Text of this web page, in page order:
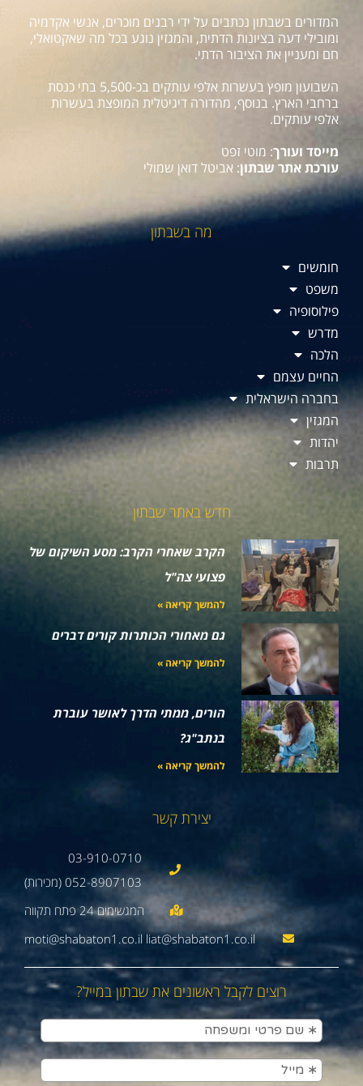
המדורים בשבתון נכתבים על ידי רבנים מוכרים, אנשי אקדמיה
ומובילי דעה בציונות הדתית, והמגזין נוגע בכל מה שאקטואלי,
חם ומעניין את הציבור הדתי.
השבועון מופץ בעשרות אלפי עותקים בכ-5,500 בתי כנסת
ברחבי הארץ. בנוסף, מהדורה דיגיטלית המופצת בעשרות
אלפי עותקים.
מייסד ועורך: מוטי זפט
עורכת אתר שבתון: אביטל דואן שמולי
מה בשבתון
חומשים
משפט
פילוסופיה
מדרש
הלכה
החיים עצמם
בחברה הישראלית
המגזין
יהדות
תרבות
חדש באתר שבתון
הקרב שאחרי הקרב: מסע השיקום של
פצועי צה"ל
להמשך קריאה »
גם מאחורי הכותרות קורים דברים
להמשך קריאה »
הורים, ממתי הדרך לאושר עוברת
בנתב"ג?
להמשך קריאה »
יצירת קשר
03-910-0710
052-8907103 (מכירות)
moti@shabaton1.co.il liat@shabaton1.co.il
רוצים לקבל ראשונים את שבתון במייל?